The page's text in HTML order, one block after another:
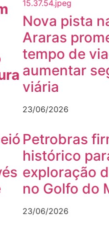
Nova pista
Araras
tempo de
aumentar
viária
23/06/2026
Petrobras
histórico
exploração
no Golfo do
23/06/2026